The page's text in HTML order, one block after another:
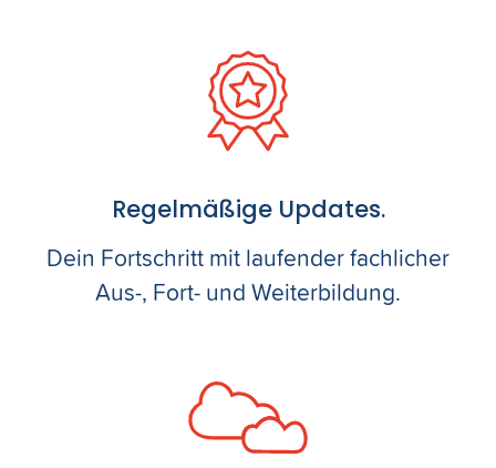
Regelmäßige Updates.
Dein Fortschritt mit laufender fachlicher
Aus-, Fort- und Weiterbildung.